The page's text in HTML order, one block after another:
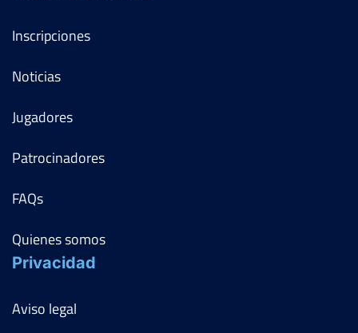
Inscripciones
Noticias
Jugadores
Patrocinadores
FAQs
Quienes somos
Privacidad
Aviso legal